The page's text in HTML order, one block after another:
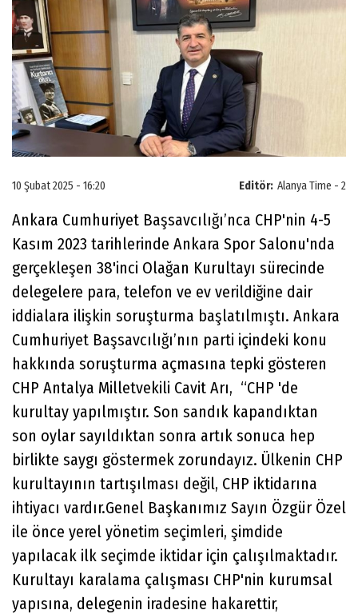
Editör: Alanya Time - 2
10 Şubat 2025 - 16:20
Ankara Cumhuriyet Başsavcılığı’nca CHP'nin 4-5
Kasım 2023 tarihlerinde Ankara Spor Salonu'nda
gerçekleşen 38'inci Olağan Kurultayı sürecinde
delegelere para, telefon ve ev verildiğine dair
iddialara ilişkin soruşturma başlatılmıştı. Ankara
Cumhuriyet Başsavcılığı’nın parti içindeki konu
hakkında soruşturma açmasına tepki gösteren
CHP Antalya Milletvekili Cavit Arı, “CHP 'de
kurultay yapılmıştır. Son sandık kapandıktan
son oylar sayıldıktan sonra artık sonuca hep
birlikte saygı göstermek zorundayız. Ülkenin CHP
kurultayının tartışılması değil, CHP iktidarına
ihtiyacı vardır.Genel Başkanımız Sayın Özgür Özel
ile önce yerel yönetim seçimleri, şimdide
yapılacak ilk seçimde iktidar için çalışılmaktadır.
Kurultayı karalama çalışması CHP'nin kurumsal
yapısına, delegenin iradesine hakarettir,